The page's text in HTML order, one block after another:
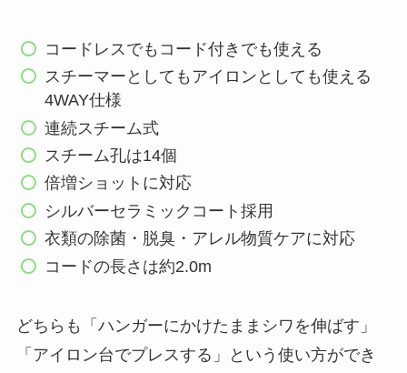
コードレスでもコード付きでも使える
スチーマーとしてもアイロンとしても使える
4WAY仕様
連続スチーム式
スチーム孔は14個
倍増ショットに対応
シルバーセラミックコート採用
衣類の除菌・脱臭・アレル物質ケアに対応
コードの長さは約2.0m
どちらも「ハンガーにかけたままシワを伸ばす」
「アイロン台でプレスする」という使い方ができ